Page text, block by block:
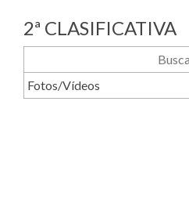
2ª CLASIFICATIVA